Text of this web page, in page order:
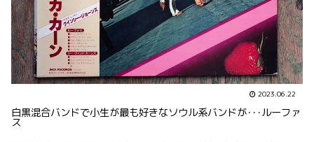
2023.06.22
白黒混合バンドで小生が最も好きなソウル系バンドが･･･ルーファ
ス